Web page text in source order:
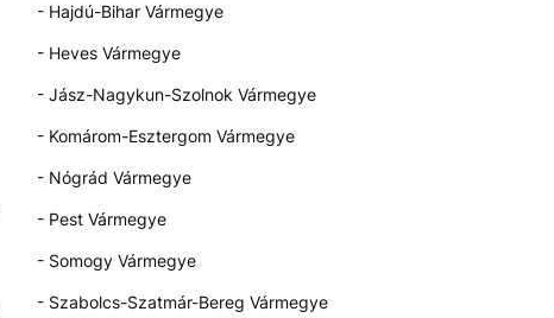
- Hajdú-Bihar Vármegye
- Heves Vármegye
- Jász-Nagykun-Szolnok Vármegye
- Komárom-Esztergom Vármegye
- Nógrád Vármegye
- Pest Vármegye
- Somogy Vármegye
- Szabolcs-Szatmár-Bereg Vármegye